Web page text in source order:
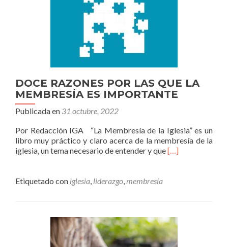
DOCE RAZONES POR LAS QUE LA
MEMBRESÍA ES IMPORTANTE
Publicada en 31 octubre, 2022
Por Redacción IGA “La Membresía de la Iglesia” es un
libro muy práctico y claro acerca de la membresía de la
iglesia, un tema necesario de entender y queLeer
MEMBRESÍA
ES
IMPORTANTE
[…]
Etiquetado con iglesia, liderazgo,membresía